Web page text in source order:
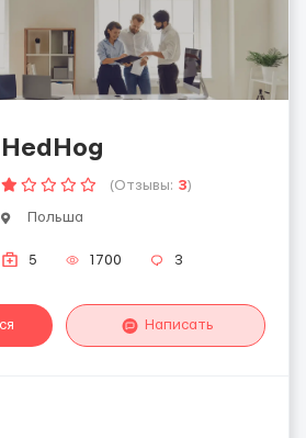
HedHog
(Отзывы: 3)
Польша
5 1700 3
Написать